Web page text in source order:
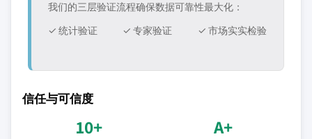
我们的三层验证流程确保数据可靠性最大化：
✓ 统计验证
✓ 专家验证 ✓ 市场实实检验
信任与可信度
10+ A+